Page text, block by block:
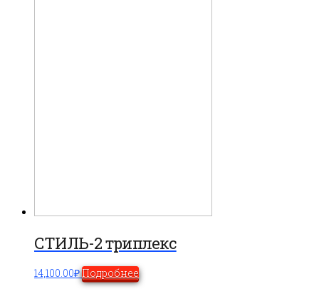
СТИЛЬ-2 триплекс
14,100.00₽Подробнее